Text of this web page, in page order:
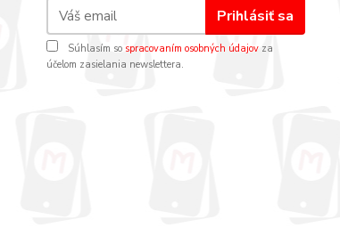
Prihlásiť sa
Súhlasím so spracovaním osobných údajov za
účelom zasielania newslettera.